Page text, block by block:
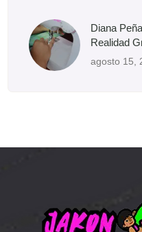
Diana
Realidad
agosto 15,